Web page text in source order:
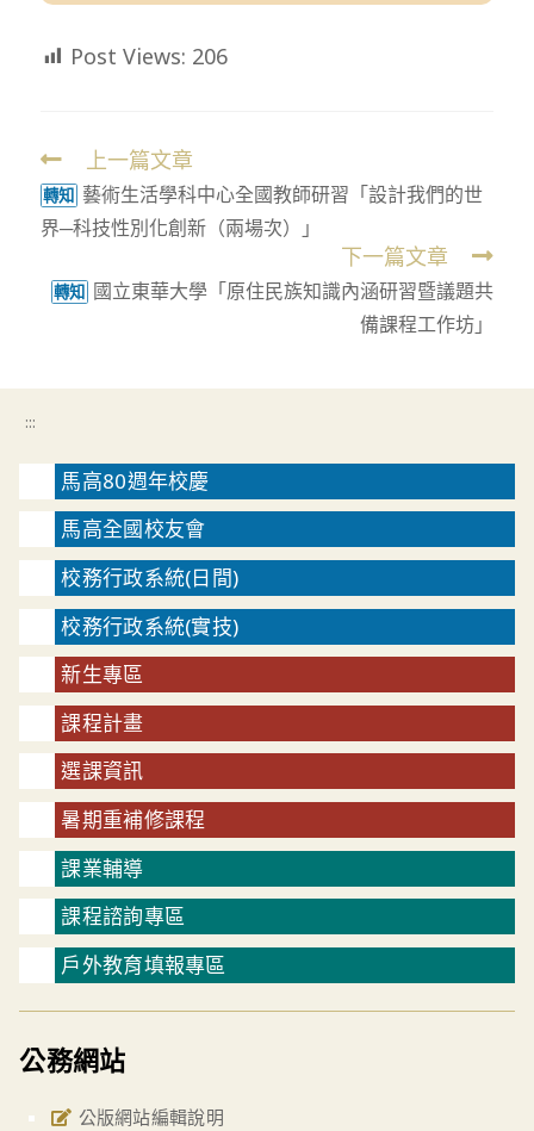
Post Views: 206
Read
more
articles
上一篇文章
轉知 藝術生活學科中心全國教師研習「設計我們的世
界─科技性別化創新（兩場次）」
下一篇文章
轉知 國立東華大學「原住民族知識內涵研習暨議題共
備課程工作坊」
:::
馬高80週年校慶
馬高全國校友會
校務行政系統(日間)
校務行政系統(實技)
新生專區
課程計畫
選課資訊
暑期重補修課程
課業輔導
課程諮詢專區
戶外教育填報專區
公務網站
公版網站編輯說明